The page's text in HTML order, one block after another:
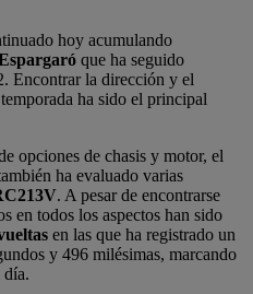
hoy acumulando
que ha seguido
Encontrar la dirección y el
ha sido el principal
opciones de chasis y motor, el
ha evaluado varias
. A pesar de encontrarse
en todos los aspectos han sido
en las que ha registrado un
y 496 milésimas, marcando